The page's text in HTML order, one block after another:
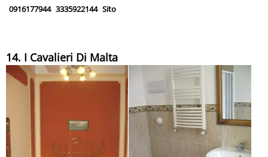
0916177944 3335922144 Sito
14. I Cavalieri Di Malta